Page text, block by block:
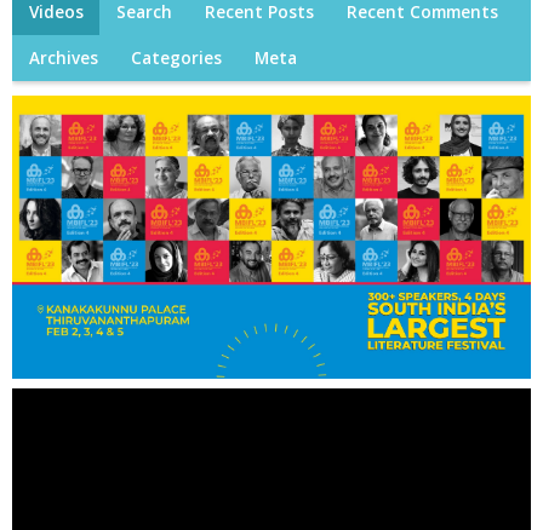
Videos Search Recent Posts Recent Comments
Archives Categories Meta